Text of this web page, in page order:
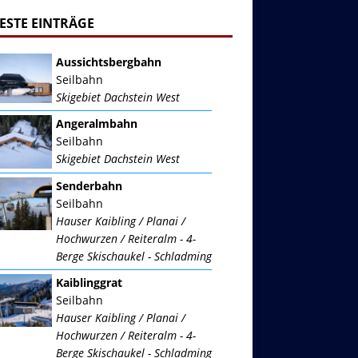
EINTRÄGE
Aussichtsbergbahn
Seilbahn
Skigebiet Dachstein West
Angeralmbahn
Seilbahn
Skigebiet Dachstein West
Senderbahn
Seilbahn
Hauser Kaibling / Planai /
Hochwurzen / Reiteralm - 4-
Berge Skischaukel - Schladming
Kaiblinggrat
Seilbahn
Hauser Kaibling / Planai /
Hochwurzen / Reiteralm - 4-
Berge Skischaukel - Schladming